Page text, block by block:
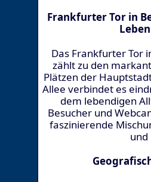
Frankfurter Tor in
Das Frankfurter Tor
zählt zu den
Plätzen der
Allee verbindet es
dem lebendigen
Besucher und
faszinierende
und